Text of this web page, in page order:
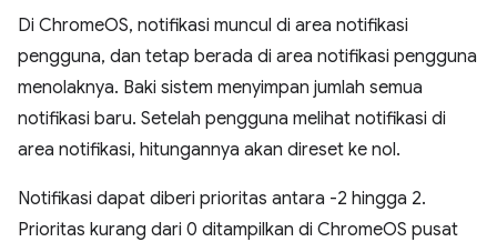
Di ChromeOS, notifikasi muncul di area notifikasi
pengguna, dan tetap berada di area notifikasi pengguna
menolaknya. Baki sistem menyimpan jumlah semua
notifikasi baru. Setelah pengguna melihat notifikasi di
area notifikasi, hitungannya akan direset ke nol.
Notifikasi dapat diberi prioritas antara -2 hingga 2.
Prioritas kurang dari 0 ditampilkan di ChromeOS pusat